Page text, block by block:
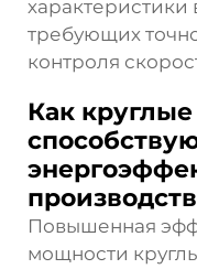
требующих
контроля
Как
Повышенная
мощности